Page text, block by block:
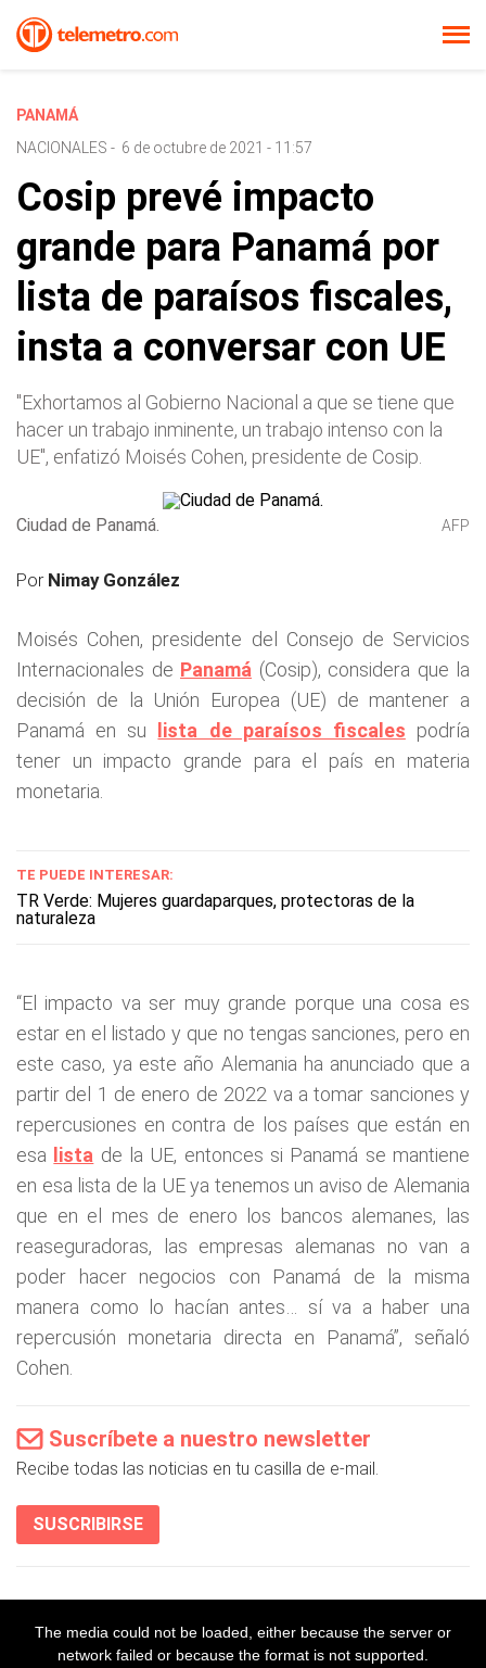
PANAMÁ
NACIONALES - 6 de octubre de 2021 - 11:57
Cosip prevé impacto
grande para Panamá por
lista de paraísos fiscales,
insta a conversar con UE
"Exhortamos al Gobierno Nacional a que se tiene que
hacer un trabajo inminente, un trabajo intenso con la
UE", enfatizó Moisés Cohen, presidente de Cosip.
Ciudad de Panamá. AFP
Por Nimay González
Moisés Cohen, presidente del Consejo de Servicios
Internacionales de Panamá (Cosip), considera que la
decisión de la Unión Europea (UE) de mantener a
Panamá en su
lista de paraísos fiscales podría
tener un impacto grande para el país en materia
monetaria.
TE PUEDE INTERESAR:
TR Verde: Mujeres guardaparques, protectoras de la
naturaleza
“El impacto va ser muy grande porque una cosa es
estar en el listado y que no tengas sanciones, pero en
este caso, ya este año Alemania ha anunciado que a
partir del 1 de enero de 2022 va a tomar sanciones y
repercusiones en contra de los países que están en
esa
lista de la UE, entonces si Panamá se mantiene
en esa lista de la UE ya tenemos un aviso de Alemania
que en el mes de enero los bancos alemanes, las
reaseguradoras, las empresas alemanas no van a
poder hacer negocios con Panamá de la misma
manera como lo hacían antes… sí va a haber una
repercusión monetaria directa en Panamá”, señaló
Cohen.
Suscríbete a nuestro newsletter
Recibe todas las noticias en tu casilla de e-mail.
SUSCRIBIRSE